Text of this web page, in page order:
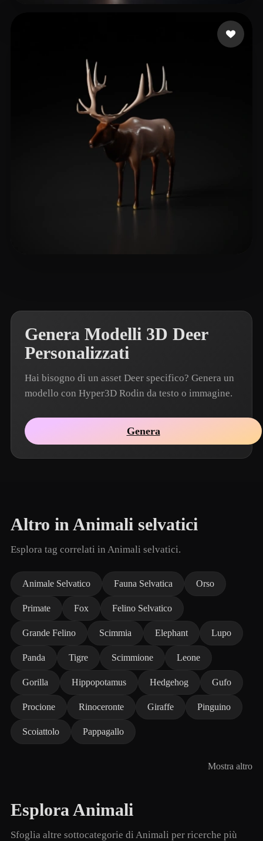
Genera Modelli 3D Deer
Personalizzati
Hai bisogno di un asset Deer specifico? Genera un
modello con Hyper3D Rodin da testo o immagine.
Genera
Altro in Animali selvatici
Esplora tag correlati in Animali selvatici.
Animale Selvatico Fauna Selvatica Orso
Primate Fox Felino Selvatico
Grande Felino Scimmia Elephant Lupo
Panda Tigre Scimmione Leone
Gorilla Hippopotamus Hedgehog Gufo
Procione Rinoceronte Giraffe Pinguino
Scoiattolo Pappagallo
Mostra altro
Esplora Animali
Sfoglia altre sottocategorie di Animali per ricerche più